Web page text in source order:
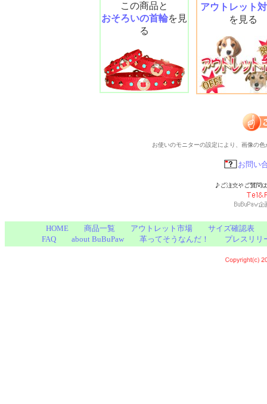
この商品と
おそろいの首輪を見
る
アウトレット
を見る
お使いのモニターの設定により、画像の
お問い
HOME 商品一覧 アウトレット市場
サイズ確認表
FAQ
about BuBuPaw 革ってそうなんだ！ プレスリリ